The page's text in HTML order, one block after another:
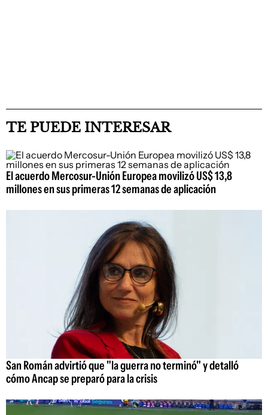
TE PUEDE INTERESAR
El acuerdo Mercosur-Unión Europea movilizó US$ 13,8
millones en sus primeras 12 semanas de aplicación
San Román advirtió que "la guerra no terminó" y detalló
cómo Ancap se preparó para la crisis